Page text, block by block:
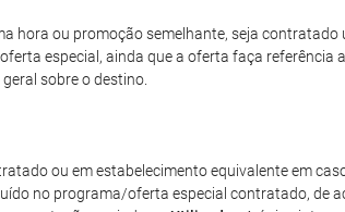
hora ou promoção semelhante, seja
especial, ainda que a oferta faça
sobre o destino.
ou em estabelecimento equivalente em
no programa/oferta especial contratado, de